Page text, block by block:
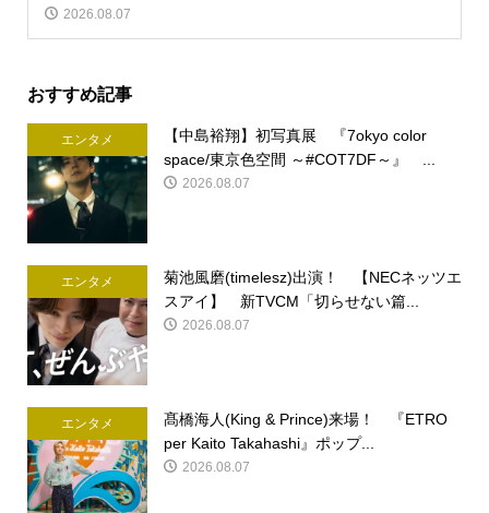
2026.08.07
おすすめ記事
エンタメ
【中島裕翔】初写真展 『7okyo color
space/東京色空間 ～#COT7DF～』 ...
2026.08.07
エンタメ
菊池風磨(timelesz)出演！ 【NECネッツエ
スアイ】 新TVCM「切らせない篇...
2026.08.07
エンタメ
髙橋海人(King & Prince)来場！ 『ETRO
per Kaito Takahashi』ポップ...
2026.08.07